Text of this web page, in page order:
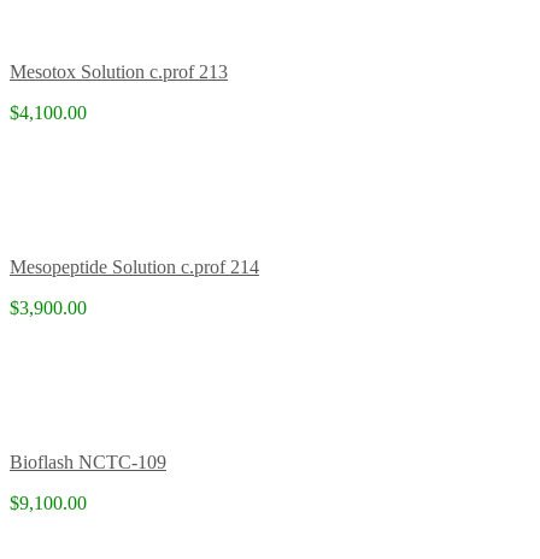
Mesotox Solution c.prof 213
$4,100.00
Mesopeptide Solution c.prof 214
$3,900.00
Bioflash NCTC-109
$9,100.00